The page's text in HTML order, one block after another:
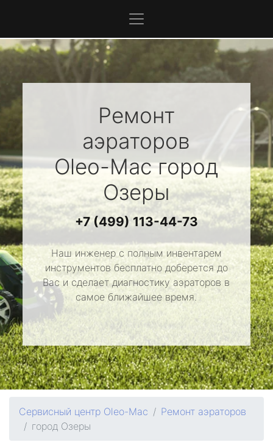
Ремонт
аэраторов
Oleo-Macгород
Озеры
+7 (499) 113-44-73
Наш инженер с полным инвентарем
инструментов бесплатно доберется до
Вас и сделает диагностику аэраторов в
самое ближайшее время.
Сервисный центр Oleo-Mac
Ремонт аэраторов
город Озеры